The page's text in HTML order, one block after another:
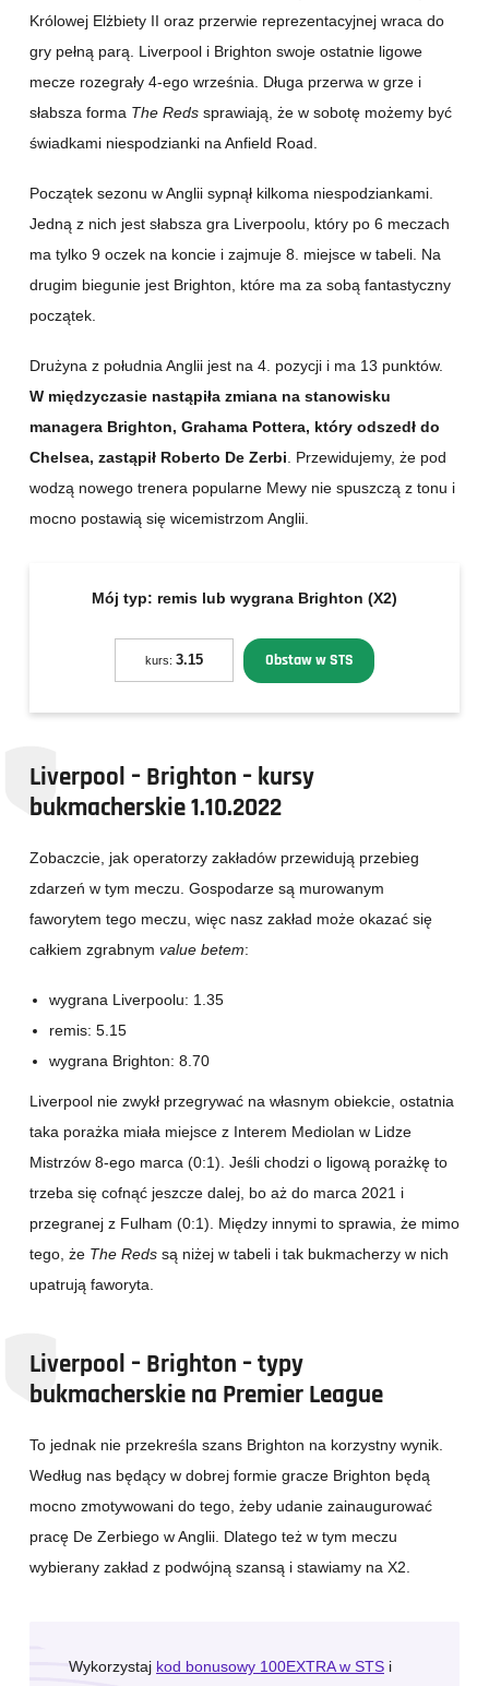
Królowej Elżbiety II oraz przerwie reprezentacyjnej wraca do
gry pełną parą. Liverpool i Brighton swoje ostatnie ligowe
mecze rozegrały 4-ego września. Długa przerwa w grze i
słabsza forma The Reds sprawiają, że w sobotę możemy być
świadkami niespodzianki na Anfield Road.
Początek sezonu w Anglii sypnął kilkoma niespodziankami.
Jedną z nich jest słabsza gra Liverpoolu, który po 6 meczach
ma tylko 9 oczek na koncie i zajmuje 8. miejsce w tabeli. Na
drugim biegunie jest Brighton, które ma za sobą fantastyczny
początek.
Drużyna z południa Anglii jest na 4. pozycji i ma 13 punktów.
W międzyczasie nastąpiła zmiana na stanowisku
managera Brighton, Grahama Pottera, który odszedł do
Chelsea, zastąpił Roberto De Zerbi . Przewidujemy, że pod
wodzą nowego trenera popularne Mewy nie spuszczą z tonu i
mocno postawią się wicemistrzom Anglii.
Mój typ: remis lub wygrana Brighton (X2)
kurs: 3.15 Obstaw w STS
Liverpool – Brighton – kursy
bukmacherskie 1.10.2022
Zobaczcie, jak operatorzy zakładów przewidują przebieg
zdarzeń w tym meczu. Gospodarze są murowanym
faworytem tego meczu, więc nasz zakład może okazać się
całkiem zgrabnym value betem:
wygrana Liverpoolu: 1.35
remis: 5.15
wygrana Brighton: 8.70
Liverpool nie zwykł przegrywać na własnym obiekcie, ostatnia
taka porażka miała miejsce z Interem Mediolan w Lidze
Mistrzów 8-ego marca (0:1). Jeśli chodzi o ligową porażkę to
trzeba się cofnąć jeszcze dalej, bo aż do marca 2021 i
przegranej z Fulham (0:1). Między innymi to sprawia, że mimo
tego, że The Reds są niżej w tabeli i tak bukmacherzy w nich
upatrują faworyta.
Liverpool – Brighton – typy
bukmacherskie na Premier League
To jednak nie przekreśla szans Brighton na korzystny wynik.
Według nas będący w dobrej formie gracze Brighton będą
mocno zmotywowani do tego, żeby udanie zainaugurować
pracę De Zerbiego w Anglii. Dlatego też w tym meczu
wybierany zakład z podwójną szansą i stawiamy na X2.
Wykorzystaj kod bonusowy 100EXTRA w STS i